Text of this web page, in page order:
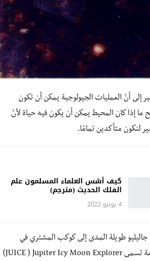
أنّ العمليات الجيولوجية يمكن أن تكون
إذا كان المحيط يمكن أن يكون فيه حياة لأنّ
لنكون متأكدين تمامًا.
كيف أسَّس العلماء المسلمون علم
الفلك الحديث (مترجم)
4 يونيو 2022
طويلة المدى إلى كوكب المشتري في
التسعينيات وعام 2000. لحسن الحظّ بالنسبة للعلماء، ستركّز مهمة قادمة تسمى JUICE ) Jupiter Icy Moon Explorer)